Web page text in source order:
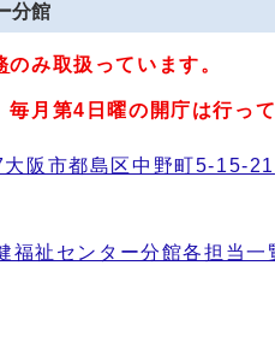
分館
のみ取扱っています。
月第4日曜の開庁は行って
阪市都島区中野町5-15-21
福祉センター分館各担当一